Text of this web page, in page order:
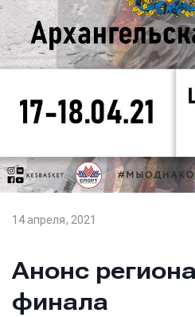
14 апреля, 2021
Анонс
финала